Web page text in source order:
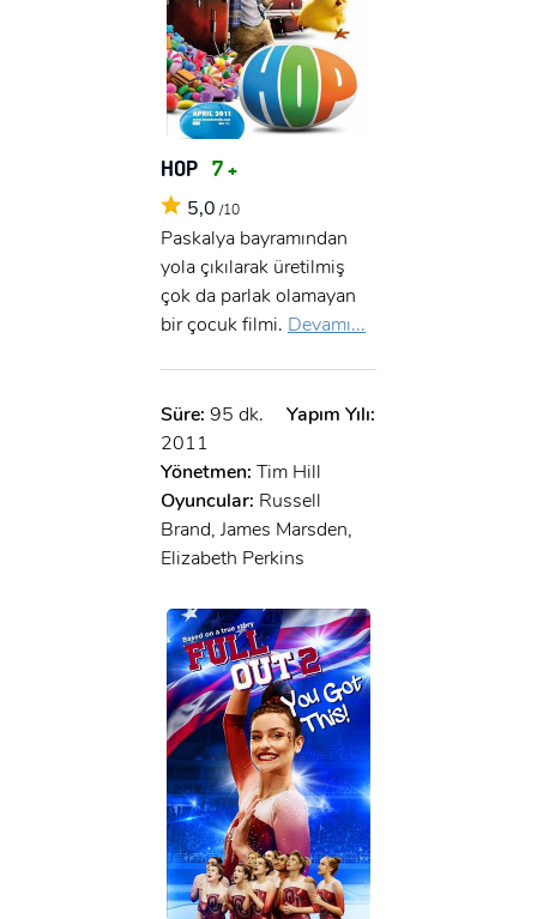
HOP 7 +
5,0 /10
Paskalya bayramından
yola çıkılarak üretilmiş
çok da parlak olamayan
bir çocuk filmi. Devamı...
Süre: 95 dk.
Yapım Yılı:
2011
Yönetmen: Tim Hill
Oyuncular: Russell
Brand, James Marsden,
Elizabeth Perkins